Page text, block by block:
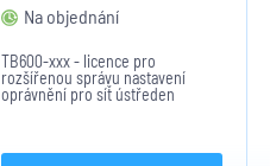
Na objednání
TB600-xxx - licence pro
rozšířenou správu nastavení
oprávnění pro síť ústředen
BCnet600 - neomezený počet